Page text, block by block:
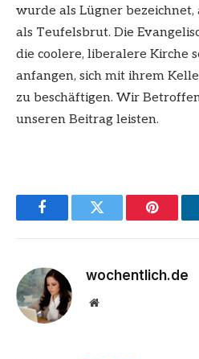
wurde als Lügner bezeichnet,
als Teufelsbrut. Die
die coolere, liberalere Kirche
anfangen, sich mit ihrem
zu beschäftigen. Wir
unseren Beitrag leisten.
FacebookTwitter
wochentlich.de
Website